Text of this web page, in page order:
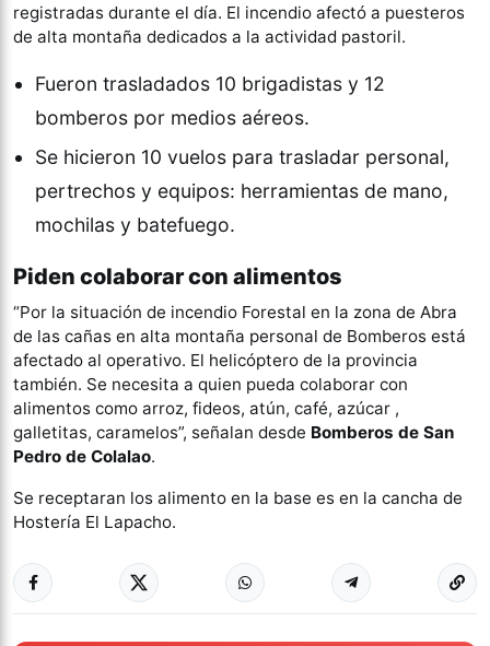
registradas durante el día. El incendio afectó a puesteros
de alta montaña dedicados a la actividad pastoril.
Fueron trasladados 10 brigadistas y 12
bomberos por medios aéreos.
Se hicieron 10 vuelos para trasladar personal,
pertrechos y equipos: herramientas de mano,
mochilas y batefuego.
Piden colaborar con alimentos
“Por la situación de incendio Forestal en la zona de Abra
de las cañas en alta montaña personal de Bomberos está
afectado al operativo. El helicóptero de la provincia
también. Se necesita a quien pueda colaborar con
alimentos como arroz, fideos, atún, café, azúcar ,
galletitas, caramelos”, señalan desde Bomberos de San
Pedro de Colalao.
Se receptaran los alimento en la base es en la cancha de
Hostería El Lapacho.